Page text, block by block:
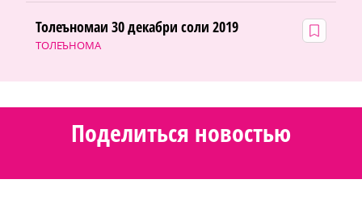
ТОЛЕЪНОМА
Толеъномаи 30 декабри соли 2019
Поделиться новостью